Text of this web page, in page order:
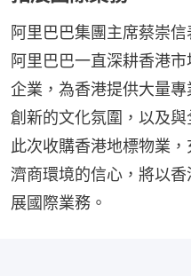
阿里巴巴集團主席蔡崇
阿里巴巴一直深耕香港
企業，為香港提供大量
創新的文化氛圍，以及
此次收購香港地標物業
濟商環境的信心，將以
展國際業務。